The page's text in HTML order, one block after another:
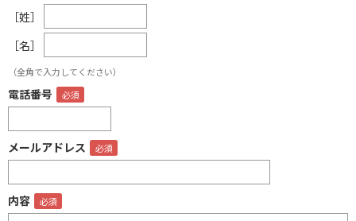
［姓］
［名］
（全角で入力してください）
電話番号
メールアドレス
内容